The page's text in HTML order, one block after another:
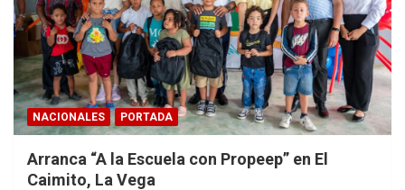
NACIONALES PORTADA
Arranca “A la Escuela con Propeep” en El
Caimito, La Vega